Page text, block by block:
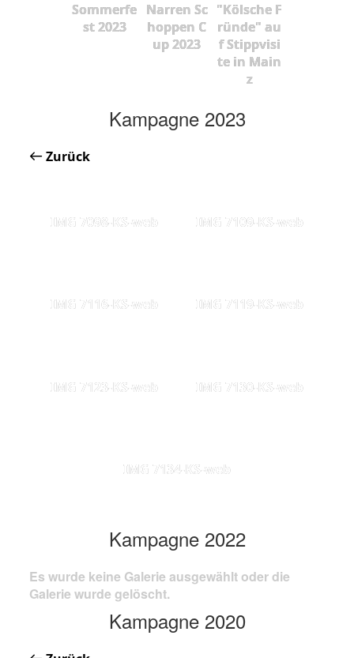
Sommerfe
st 2023
Narren Sc
hoppen C
up 2023
"Kölsche F
ründe" au
f Stippvisi
te in Main
z
Kampagne 2023
Zurück
IMG 7098-KS-web IMG 7109-KS-web
IMG 7116-KS-web IMG 7119-KS-web
IMG 7123-KS-web IMG 7130-KS-web
IMG 7134-KS-web
Kampagne 2022
Es wurde keine Galerie ausgewählt oder die
Galerie wurde gelöscht.
Kampagne 2020